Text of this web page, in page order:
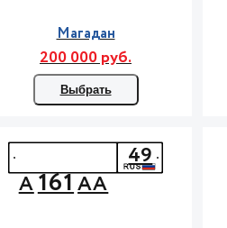
Магадан
200 000 руб.
Выбрать
А161АА
49